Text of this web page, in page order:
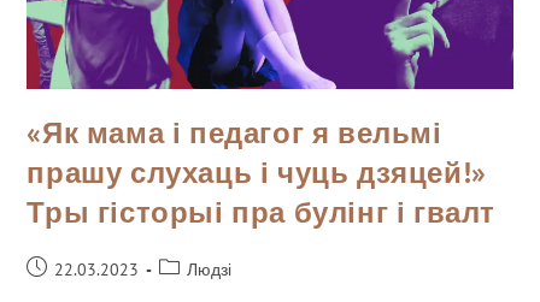
«Як мама і педагог я вельмі
прашу слухаць і чуць дзяцей!»
Тры гісторыі пра булінг і гвалт
22.03.2023 Людзі